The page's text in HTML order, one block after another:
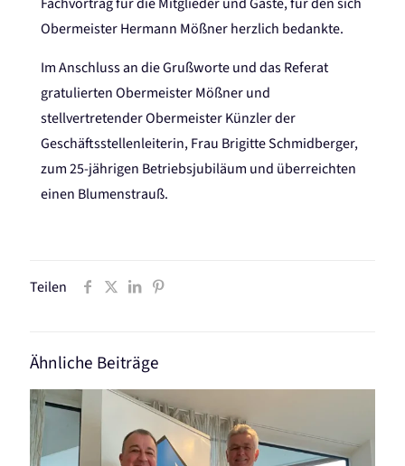
Obermeister Hermann Mößner herzlich bedankte.
Im Anschluss an die Grußworte und das Referat
gratulierten Obermeister Mößner und
stellvertretender Obermeister Künzler der
Geschäftsstellenleiterin, Frau Brigitte Schmidberger,
zum 25-jährigen Betriebsjubiläum und überreichten
einen Blumenstrauß.
Teilen
Ähnliche Beiträge